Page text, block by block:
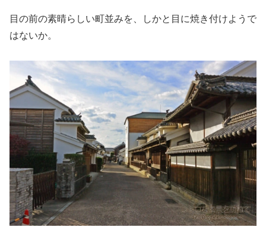
目の前の素晴らしい町並みを、しかと目に焼き付けようで
はないか。